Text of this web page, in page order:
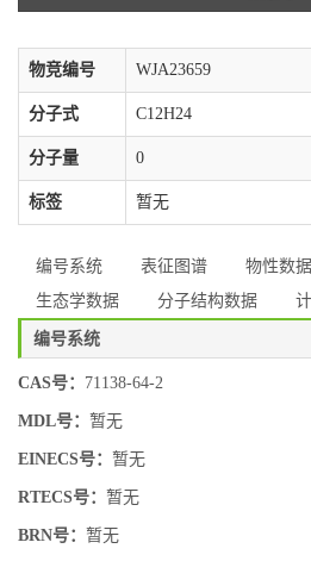
物竞编号 WJA23659
分子式 C12H24
分子量 0
标签 暂无
编号系统 表征图谱 物性数据
生态学数据
分子结构数据
编号系统
CAS号： 71138-64-2
MDL号： 暂无
EINECS号： 暂无
RTECS号： 暂无
BRN号： 暂无